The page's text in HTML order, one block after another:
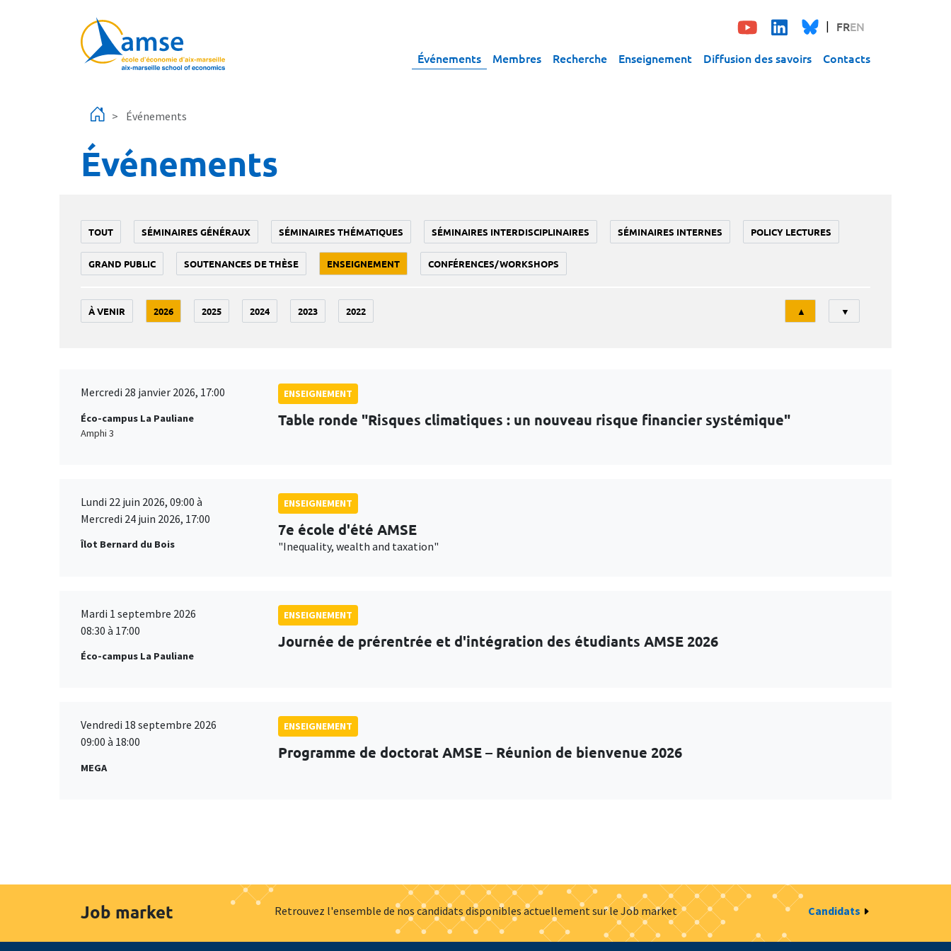
FREN
Événements Membres Recherche Enseignement Diffusion des savoirs Contacts
Événements
Événements
TOUT SÉMINAIRES GÉNÉRAUX SÉMINAIRES THÉMATIQUES SÉMINAIRES INTERDISCIPLINAIRES SÉMINAIRES INTERNES POLICY LECTURES
GRAND PUBLIC SOUTENANCES DE THÈSE ENSEIGNEMENT CONFÉRENCES/WORKSHOPS
À VENIR 2026 2025 2024 2023 2022
Tri
▲ ▼
Mercredi 28 janvier 2026, 17:00
Éco-campus La Pauliane
Amphi 3
ENSEIGNEMENT
Table ronde "Risques climatiques : un nouveau risque financier systémique"
Lundi 22 juin 2026, 09:00 à
Mercredi 24 juin 2026, 17:00
Îlot Bernard du Bois
ENSEIGNEMENT
7e école d'été AMSE
"Inequality, wealth and taxation"
Mardi 1 septembre 2026
08:30 à 17:00
Éco-campus La Pauliane
ENSEIGNEMENT
Journée de prérentrée et d'intégration des étudiants AMSE 2026
Vendredi 18 septembre 2026
09:00 à 18:00
MEGA
ENSEIGNEMENT
Programme de doctorat AMSE – Réunion de bienvenue 2026
Job market Retrouvez l'ensemble de nos candidats disponibles actuellement sur le Job market Candidats